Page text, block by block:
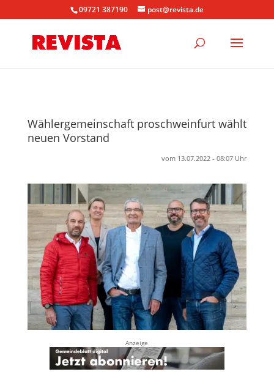
09721 387190 post@revista.de
Wählergemeinschaft proschweinfurt wählt
neuen Vorstand
vom 13.07.2022 - 08:07 Uhr
Anzeige